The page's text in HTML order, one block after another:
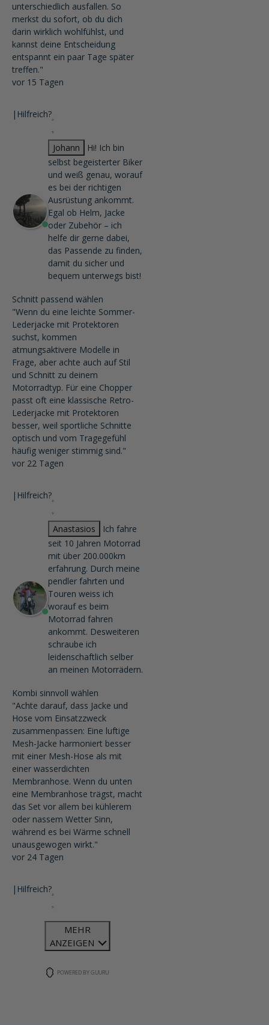
unterschiedlich ausfallen. So
merkst du sofort, ob du dich
darin wirklich wohlfühlst, und
kannst deine Entscheidung
entspannt ein paar Tage später
treffen."
vor 15 Tagen
| Hilfreich?
Johann
Hi! Ich bin
selbst begeisterter Biker
und weiß genau, worauf
es bei der richtigen
Ausrüstung ankommt.
Egal ob Helm, Jacke
oder Zubehör – ich
helfe dir gerne dabei,
das Passende zu finden,
damit du sicher und
bequem unterwegs bist!
Schnitt passend wählen
"Wenn du eine leichte Sommer-
Lederjacke mit Protektoren
suchst, kommen
atmungsaktivere Modelle in
Frage, aber achte auch auf Stil
und Schnitt zu deinem
Motorradtyp. Für eine Chopper
passt oft eine klassische Retro-
Lederjacke mit Protektoren
besser, weil sportliche Schnitte
optisch und vom Tragegefühl
häufig weniger stimmig sind."
vor 22 Tagen
| Hilfreich?
Anastasios
Ich fahre
seit 10 Jahren Motorrad
mit über 200.000km
erfahrung. Durch meine
pendler fahrten und
Touren weiss ich
worauf es beim
Motorrad fahren
ankommt. Desweiteren
schraube ich
leidenschaftlich selber
an meinen Motorrädern.
Kombi sinnvoll wählen
"Achte darauf, dass Jacke und
Hose vom Einsatzzweck
zusammenpassen: Eine luftige
Mesh-Jacke harmoniert besser
mit einer Mesh-Hose als mit
einer wasserdichten
Membranhose. Wenn du unten
eine Membranhose trägst, macht
das Set vor allem bei kühlerem
oder nassem Wetter Sinn,
während es bei Wärme schnell
unausgewogen wirkt."
vor 24 Tagen
| Hilfreich?
MEHR
ANZEIGEN
POWERED BY GUURU